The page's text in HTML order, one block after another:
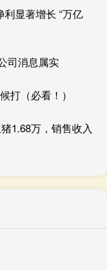
显著增长 “万亿
司消息属实
打（必看！）
1.68万，销售收入